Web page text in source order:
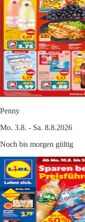
Penny
Mo. 3.8. - Sa. 8.8.2026
Noch bis morgen gültig